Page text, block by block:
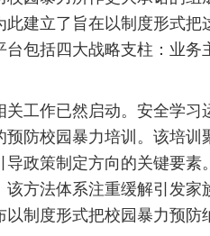
建立了旨在以制度形式
台包括四大战略支柱：业
工作已然启动。安全学
防校园暴力培训。该培
政策制定方向的关键要
方法体系注重缓解引发
制度形式把校园暴力预防